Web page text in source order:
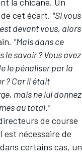
cet écart. "Si vous
devant vous, alors
"Mais dans ce
savoir ? Vous avez
le pénaliser par la
? Car il était
mais ne lui donnez
au total."
de course
est nécessaire de
certains cas, un